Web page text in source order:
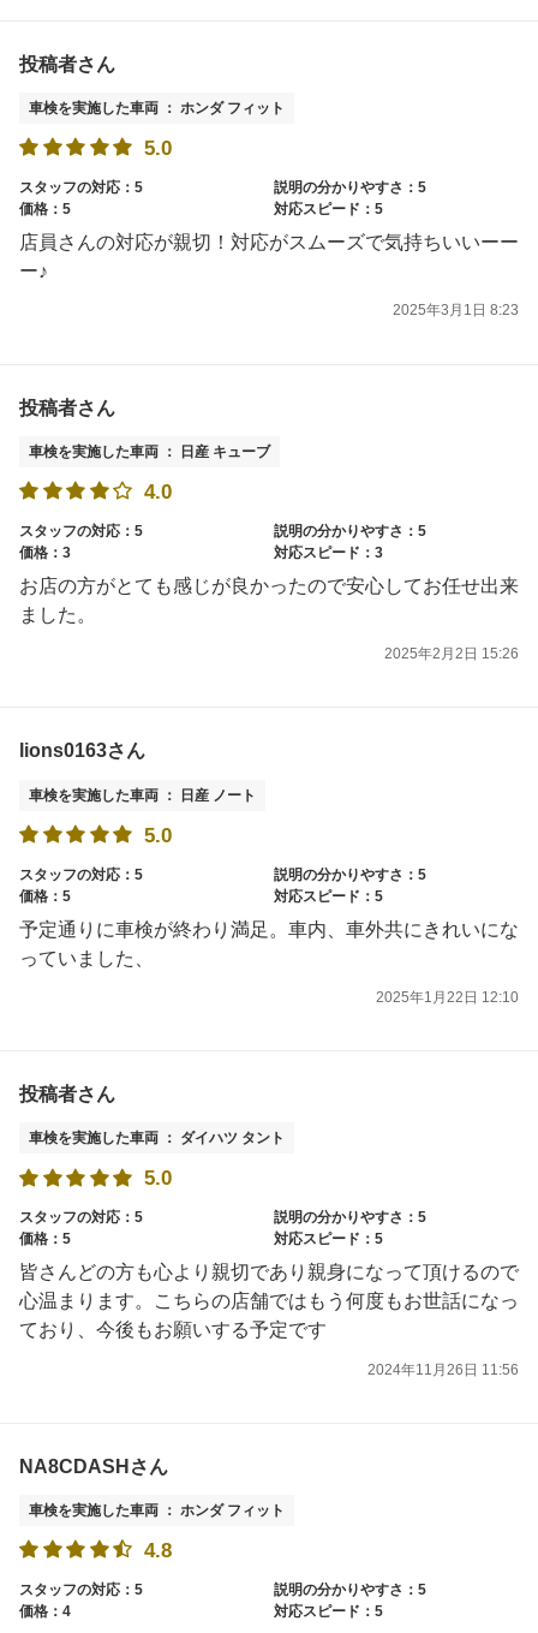
投稿者さん
車検を実施した車両 ： ホンダ フィット
5.0
スタッフの対応：5
説明の分かりやすさ：5
価格：5
対応スピード：5
店員さんの対応が親切！対応がスムーズで気持ちいいーー
ー♪
2025年3月1日 8:23
投稿者さん
車検を実施した車両 ： 日産 キューブ
4.0
スタッフの対応：5
説明の分かりやすさ：5
価格：3
対応スピード：3
お店の方がとても感じが良かったので安心してお任せ出来
ました。
2025年2月2日 15:26
lions0163さん
車検を実施した車両 ： 日産 ノート
5.0
スタッフの対応：5
説明の分かりやすさ：5
価格：5
対応スピード：5
予定通りに車検が終わり満足。車内、車外共にきれいにな
っていました、
2025年1月22日 12:10
投稿者さん
車検を実施した車両 ： ダイハツ タント
5.0
スタッフの対応：5
説明の分かりやすさ：5
価格：5
対応スピード：5
皆さんどの方も心より親切であり親身になって頂けるので
心温まります。こちらの店舗ではもう何度もお世話になっ
ており、今後もお願いする予定です
2024年11月26日 11:56
NA8CDASHさん
車検を実施した車両 ： ホンダ フィット
4.8
スタッフの対応：5
説明の分かりやすさ：5
価格：4
対応スピード：5